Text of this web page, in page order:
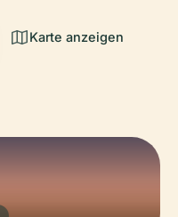
Karte anzeigen